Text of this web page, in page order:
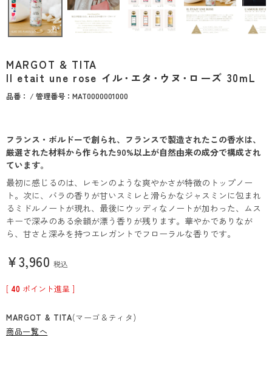
MARGOT & TITA
Il etait une rose イル･エタ･ウヌ･ローズ 30mL
品番： / 管理番号：MAT0000001000
フランス・ボルドーで創られ、フランスで製造されたこの香水は、
厳選された材料から作られた90%以上が自然由来の成分で構成され
ています。
最初に感じるのは、レモンのような爽やかさが特徴のトップノー
ト。次に、バラの香りが甘いスミレと滑らかなジャスミンに包まれ
るミドルノートが現れ、最後にウッディなノートが加わった、ムス
キーで深みのある余韻が漂う香りが残ります。華やかでありなが
ら、甘さと深みを持つエレガントでフローラルな香りです。
¥3,960 税込
[ 40 ポイント進呈 ]
MARGOT & TITA(マーゴ＆ティタ)
商品一覧へ